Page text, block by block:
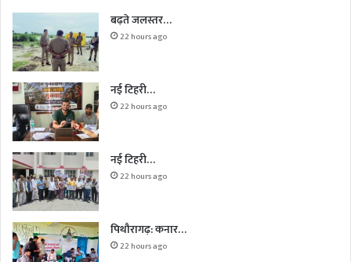
बढ़ते जलस्तर…
22 hours ago
नई टिहरी…
22 hours ago
नई टिहरी…
22 hours ago
पिथौरागढ़: कनार…
22 hours ago